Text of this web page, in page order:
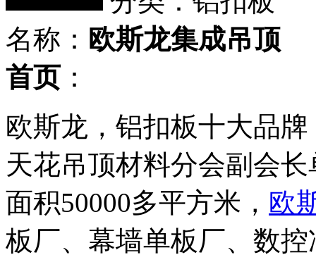
名称： 欧斯龙集成吊顶
首页 ：
欧斯龙，铝扣板十大品
天花吊顶材料分会副会
面积50000多平方米， 欧
板厂、幕墙单板厂、数